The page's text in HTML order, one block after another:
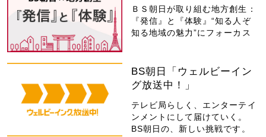
ＢＳ朝日が取り組む地方創生：
『発信』と『体験』“知る人ぞ
知る地域の魅力”にフォーカス
BS朝日「ウェルビーイン
グ放送中！」
テレビ局らしく、エンターテイ
ンメントにして届けていく。
BS朝日の、新しい挑戦です。